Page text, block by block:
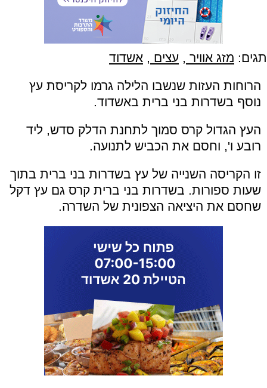
תגים: מזג אוויר , עצים , אשדוד
הרוחות העזות שנשבו הלילה גרמו לקריסת עץ
נוסף בשדרות בני ברית באשדוד.
העץ הגדול קרס סמוך לתחנת הדלק סדש, ליד
רובע ו', וחסם את הכביש לתנועה.
זו הקריסה השנייה של עץ בשדרות בני ברית בתוך
שעות ספורות. בשדרות בני ברית קרס גם עץ דקל
שחסם את היציאה הצפונית של השדרה.